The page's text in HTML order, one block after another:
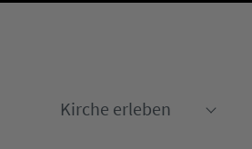
Kirche erleben